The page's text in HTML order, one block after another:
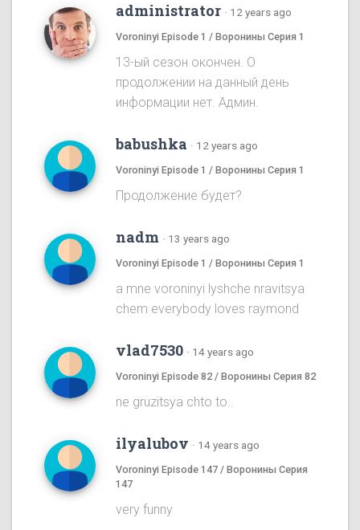
administrator · 12 years ago
Voroninyi Episode 1 / Воронины Серия 1
13-ый сезон окончен. О
продолжении на данный день
информации нет. Админ.
babushka · 12 years ago
Voroninyi Episode 1 / Воронины Серия 1
Продолжение будет?
nadm · 13 years ago
Voroninyi Episode 1 / Воронины Серия 1
a mne voroninyi lyshche nravitsya
chem everybody loves raymond
vlad7530 · 14 years ago
Voroninyi Episode 82 / Воронины Серия 82
ne gruzitsya chto to..
ilyalubov · 14 years ago
Voroninyi Episode 147 / Воронины Серия
147
very funny